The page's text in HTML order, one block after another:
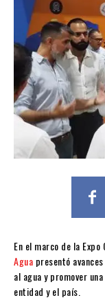
En el marco de la
Agua presentó
al agua y promover
entidad y el país.